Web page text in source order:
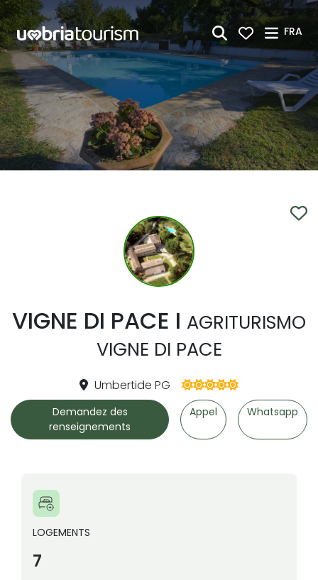
Saut au contenu principal
FRA
VIGNE DI PACE I AGRITURISMO
VIGNE DI PACE
Umbertide PG
Demandez des
renseignements
Appel Whatsapp
LOGEMENTS
7